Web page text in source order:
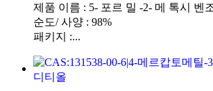
제품 이름 : 5- 포르 밀 -2- 메 톡시 벤
순도/ 사양 : 98%
패키지 :...